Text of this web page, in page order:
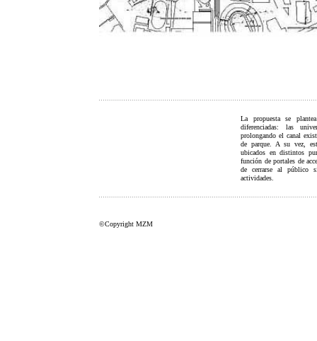
La propuesta se
diferenciadas: las
prolongando el canal
de parque. A su vez,
ubicados en distintos
función de portales de
de cerrarse al público
actividades.
©Copyright MZM